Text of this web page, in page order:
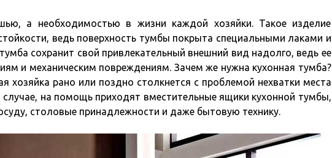
а необходимостью в жизни каждой хозяйки. Такое изделие
ведь поверхность тумбы покрыта специальными лаками и
сохранит свой привлекательный внешний вид надолго, ведь ее
и механическим повреждениям. Зачем же нужна кухонная тумба?
хозяйка рано или поздно столкнется с проблемой нехватки места
случае, на помощь приходят вместительные ящики кухонной тумбы,
столовые принадлежности и даже бытовую технику.